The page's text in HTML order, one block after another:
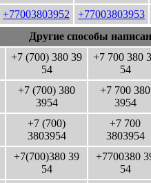
+77003803952
+77003803953
Другие способы
+7 (700) 380 39
54
+7 700 380
54
+7 (700) 380
3954
+7 700 380
3954
+7 (700)
3803954
+7 700
3803954
+7(700)380 39
54
+7700380
54